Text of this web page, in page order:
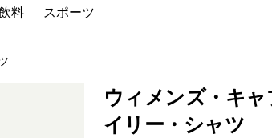
料 スポーツ
ウィメンズ・キ
イリー・シャツ